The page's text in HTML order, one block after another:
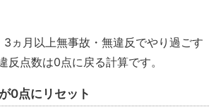
ヵ月以上無事故・無違反でやり過ごす
反点数は0点に戻る計算です。
0点にリセット